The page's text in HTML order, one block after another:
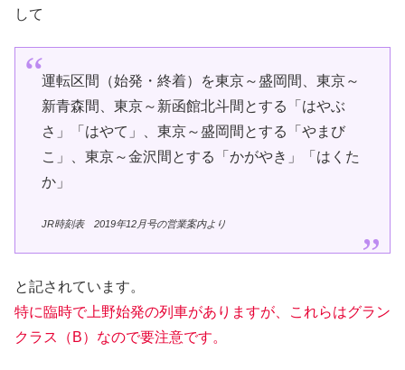
して
運転区間（始発・終着）を東京～盛岡間、東京～
新青森間、東京～新函館北斗間とする「はやぶ
さ」「はやて」、東京～盛岡間とする「やまび
こ」、東京～金沢間とする「かがやき」「はくた
か」
JR時刻表 2019年12月号の営業案内より
と記されています。
特に臨時で上野始発の列車がありますが、これらはグラン
クラス（B）なので要注意です。